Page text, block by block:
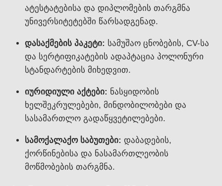
ატესტატებისა და დიპლომების თარგმნა
უნივერსიტეტებში წარსადგენად.
დასაქმების პაკეტი: სამუშაო ცნობების, CV-სა
და სერტიფიკატების ადაპტაცია პოლონური
სტანდარტების მიხედვით.
იურიდიული აქტები: ნასყიდობის
ხელშეკრულებები, მინდობილობები და
სასამართლო გადაწყვეტილებები.
სამოქალაქო საბუთები: დაბადების,
ქორწინებისა და ნასამართლეობის
მოწმობების თარგმნა.